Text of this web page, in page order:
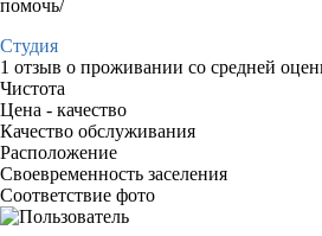
помочь/
Студия
1 отзыв о проживании со средней
Чистота
Цена - качество
Качество обслуживания
Расположение
Своевременность заселения
Соответствие фото